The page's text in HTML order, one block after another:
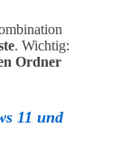
. Wichtig:
Ordner
11 und